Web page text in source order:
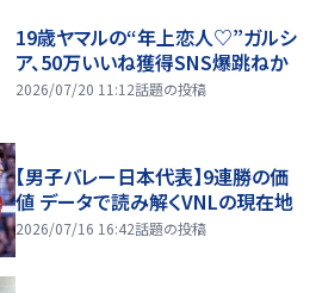
19歳ヤマルの“年上恋人♡”ガルシ
ア、50万いいね獲得SNS爆跳ねか
2026/07/20 11:12話題の投稿
【男子バレー日本代表】9連勝の価
値 データで読み解くVNLの現在地
2026/07/16 16:42話題の投稿